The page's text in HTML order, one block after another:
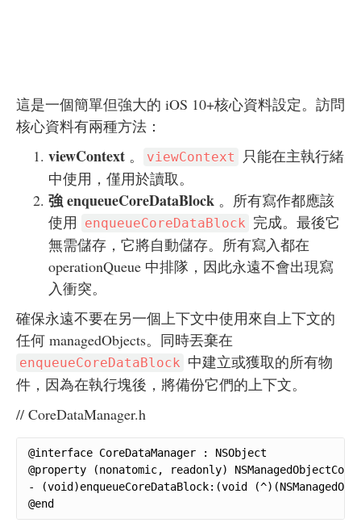
這是一個簡單但強大的 iOS 10+核心資料設定。訪問
核心資料有兩種方法：
viewContext 。 viewContext
只能在主執行緒
中使用，僅用於讀取。
強 enqueueCoreDataBlock 。所有寫作都應該
使用
enqueueCoreDataBlock 完成。最後它
無需儲存，它將自動儲存。所有寫入都在
operationQueue 中排隊，因此永遠不會出現寫
入衝突。
確保永遠不要在另一個上下文中使用來自上下文的
任何 managedObjects。同時丟棄在
enqueueCoreDataBlock 中建立或獲取的所有物
件，因為在執行塊後，將備份它們的上下文。
// CoreDataManager.h
@interface CoreDataManager : NSObject
@property (nonatomic, readonly)
- (void)enqueueCoreDataBlock:(void
@end